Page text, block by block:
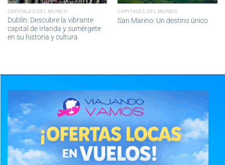
CAPITALES DEL MUNDO
Dublín: Descubre la vibrante
capital de Irlanda y sumérgete
en su historia y cultura
CAPITALES DEL MUNDO
San Marino: Un destino único